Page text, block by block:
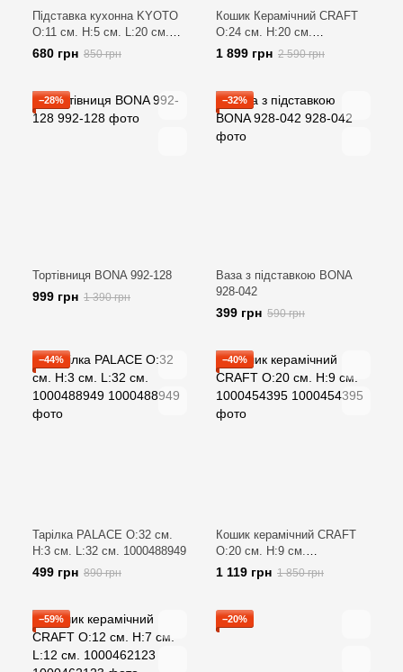
Підставка кухонна KYOTO
O:11 см. H:5 см. L:20 см.
1000507334
680 грн 850 грн
Кошик Керамічний CRAFT
O:24 см. H:20 см.
1000501041
1 899 грн 2 590 грн
−28%
Тортівниця BONA 992-128
999 грн 1 390 грн
−32%
Ваза з підставкою BONA
928-042
399 грн 590 грн
−44%
Тарілка PALACE O:32 см.
H:3 см. L:32 см. 1000488949
499 грн 890 грн
−40%
Кошик керамічний CRAFT
O:20 см. H:9 см.
1000454395
1 119 грн 1 850 грн
−59% −20%